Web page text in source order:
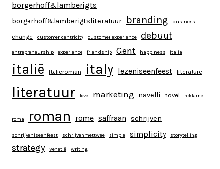
borgerhoff&lamberigts
borgerhoff&lamberigtsliteratuur branding business
change customer centricity customer experience debuut
entrepreneurship experience friendship Gent happiness italia
italië Italiëroman italy lezeniseenfeest literature
literatuur love marketing navelli novel reklame
roma roman rome saffraan schrijven
schrijveniseenfeest schrijvenmettwee simple simplicity storytelling
strategy Venetië writing